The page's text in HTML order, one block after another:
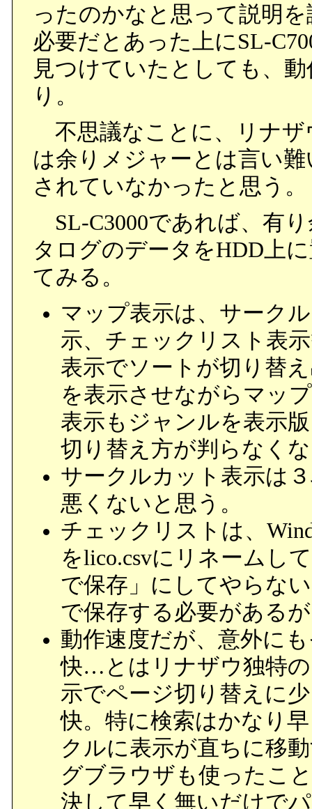
ったのかなと思って説明
必要だとあった上にSL-
見つけていたとしても、
り。
不思議なことに、リナザ
は余りメジャーとは言い
されていなかったと思う。
SL-C3000であれば、有
タログのデータをHDD上
てみる。
マップ表示は、サーク
示、チェックリスト表
表示でソートが切り替
を表示させながらマッ
表示もジャンルを表示
切り替え方が判らなく
サークルカット表示は
悪くないと思う。
チェックリストは、
をlico.csvにリネームし
で保存」にしてやらな
で保存する必要がある
動作速度だが、意外に
快…とはリナザウ独特
示でページ切り替えに
快。特に検索はかなり
クルに表示が直ちに移
グブラウザも使ったこ
決して早く無いだけで